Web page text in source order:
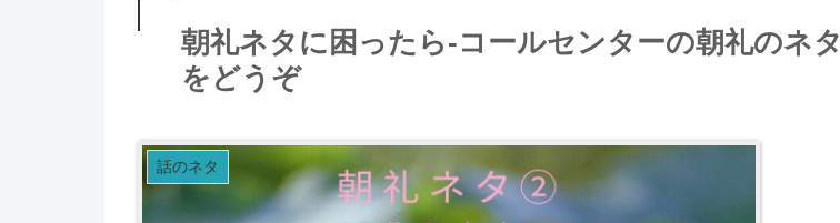
朝礼ネタに困ったら-コールセンターの朝礼のネタ
をどうぞ
話のネタ